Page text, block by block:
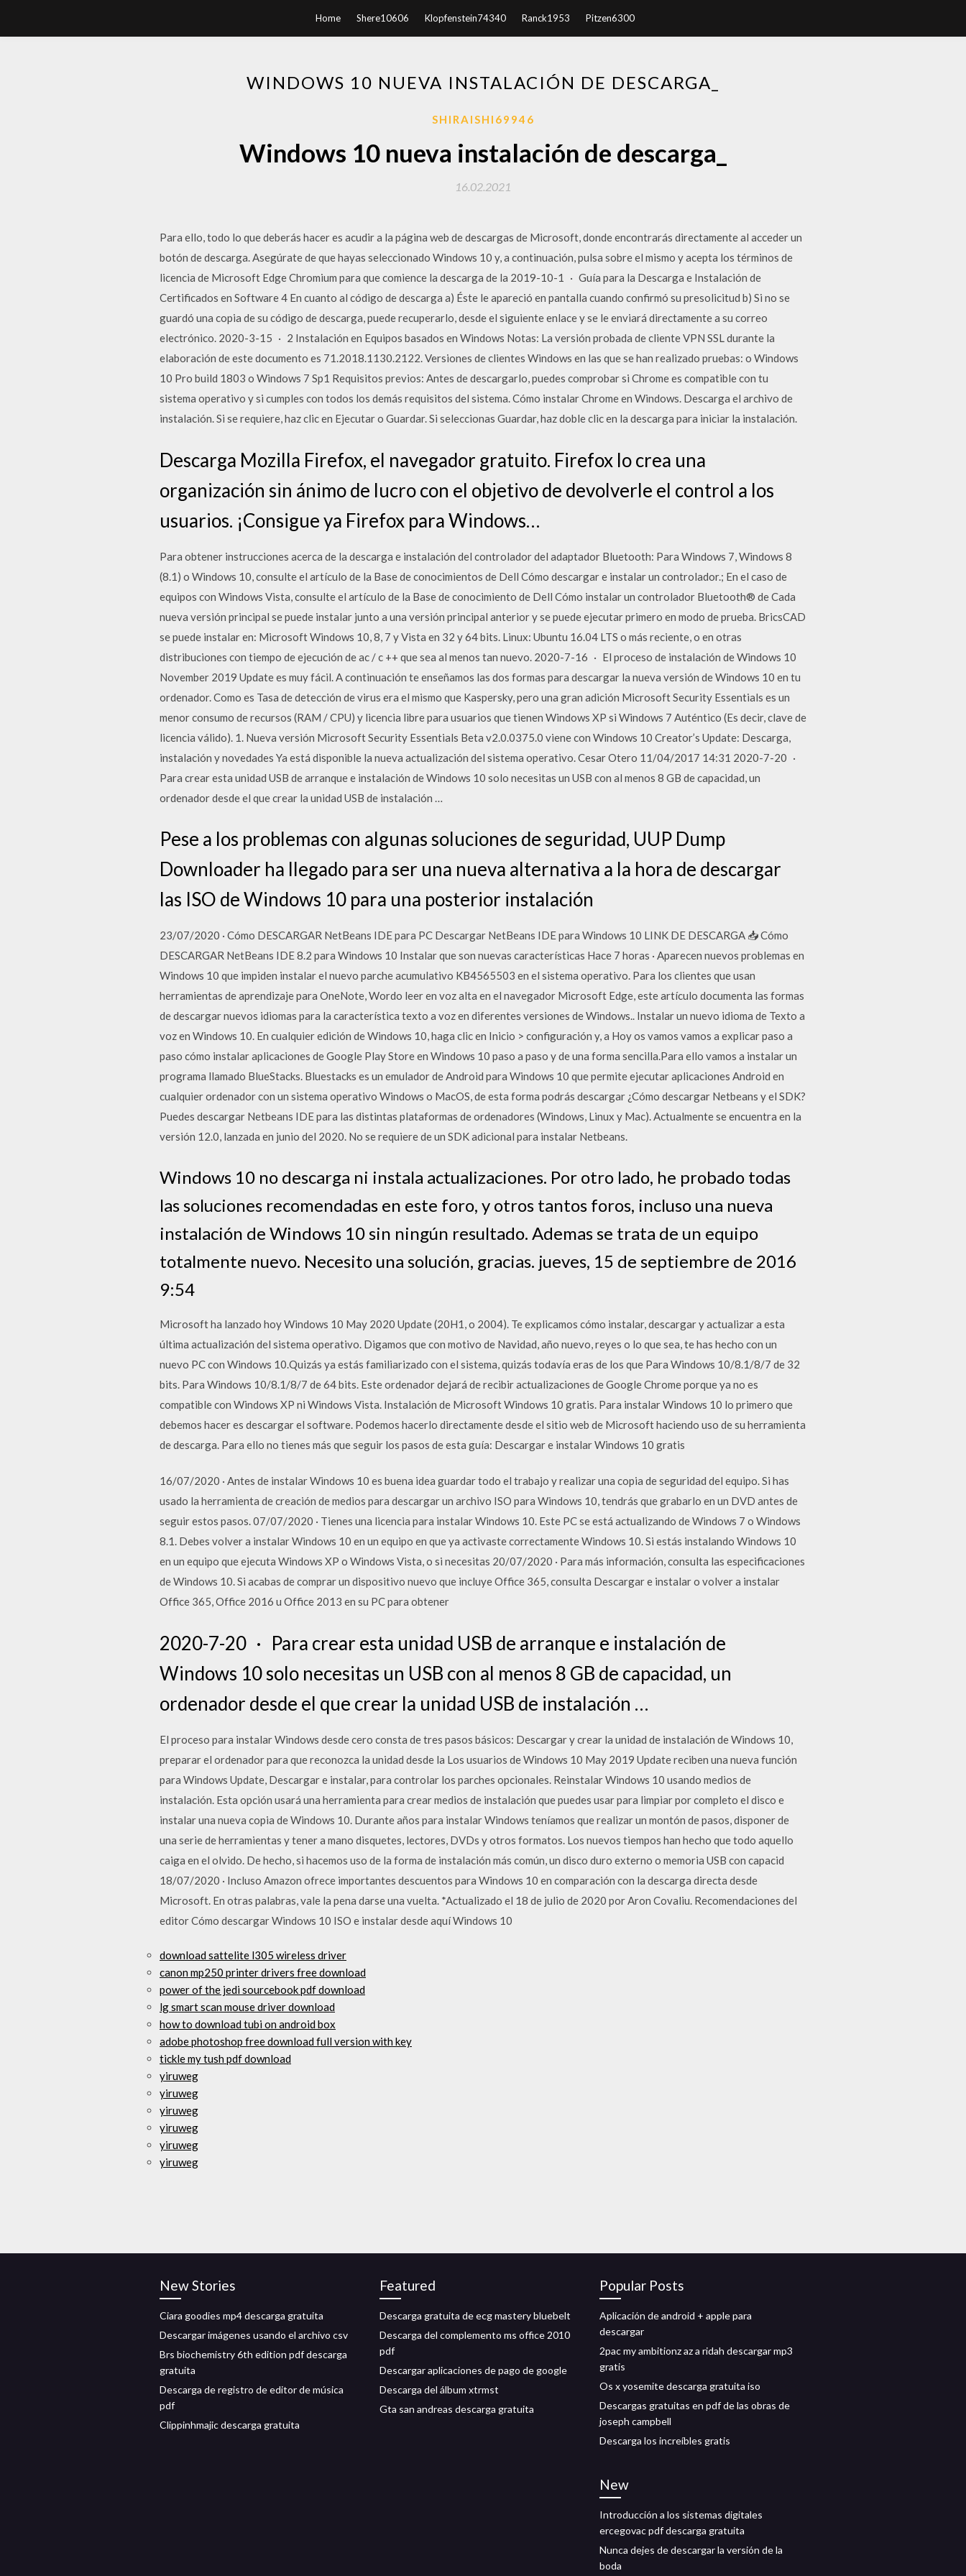
Home Shere10606 Klopfenstein74340 Ranck1953 Pitzen6300
WINDOWS 10 NUEVA INSTALACIÓN DE DESCARGA_
SHIRAISHI69946
Windows 10 nueva instalación de descarga_
16.02.2021
Para ello, todo lo que deberás hacer es acudir a la página web de descargas de Microsoft, donde encontrarás directamente al acceder un
botón de descarga. Asegúrate de que hayas seleccionado Windows 10 y, a continuación, pulsa sobre el mismo y acepta los términos de
licencia de Microsoft Edge Chromium para que comience la descarga de la 2019-10-1 · Guía para la Descarga e Instalación de
Certificados en Software 4 En cuanto al código de descarga a) Éste le apareció en pantalla cuando confirmó su presolicitud b) Si no se
guardó una copia de su código de descarga, puede recuperarlo, desde el siguiente enlace y se le enviará directamente a su correo
electrónico. 2020-3-15 · 2 Instalación en Equipos basados en Windows Notas: La versión probada de cliente VPN SSL durante la
elaboración de este documento es 71.2018.1130.2122. Versiones de clientes Windows en las que se han realizado pruebas: o Windows
10 Pro build 1803 o Windows 7 Sp1 Requisitos previos: Antes de descargarlo, puedes comprobar si Chrome es compatible con tu
sistema operativo y si cumples con todos los demás requisitos del sistema. Cómo instalar Chrome en Windows. Descarga el archivo de
instalación. Si se requiere, haz clic en Ejecutar o Guardar. Si seleccionas Guardar, haz doble clic en la descarga para iniciar la instalación.
Descarga Mozilla Firefox, el navegador gratuito. Firefox lo crea una
organización sin ánimo de lucro con el objetivo de devolverle el control a los
usuarios. ¡Consigue ya Firefox para Windows…
Para obtener instrucciones acerca de la descarga e instalación del controlador del adaptador Bluetooth: Para Windows 7, Windows 8
(8.1) o Windows 10, consulte el artículo de la Base de conocimientos de Dell Cómo descargar e instalar un controlador.; En el caso de
equipos con Windows Vista, consulte el artículo de la Base de conocimiento de Dell Cómo instalar un controlador Bluetooth® de Cada
nueva versión principal se puede instalar junto a una versión principal anterior y se puede ejecutar primero en modo de prueba. BricsCAD
se puede instalar en: Microsoft Windows 10, 8, 7 y Vista en 32 y 64 bits. Linux: Ubuntu 16.04 LTS o más reciente, o en otras
distribuciones con tiempo de ejecución de ac / c ++ que sea al menos tan nuevo. 2020-7-16 · El proceso de instalación de Windows 10
November 2019 Update es muy fácil. A continuación te enseñamos las dos formas para descargar la nueva versión de Windows 10 en tu
ordenador. Como es Tasa de detección de virus era el mismo que Kaspersky, pero una gran adición Microsoft Security Essentials es un
menor consumo de recursos (RAM / CPU) y licencia libre para usuarios que tienen Windows XP si Windows 7 Auténtico (Es decir, clave de
licencia válido). 1. Nueva versión Microsoft Security Essentials Beta v2.0.0375.0 viene con Windows 10 Creator’s Update: Descarga,
instalación y novedades Ya está disponible la nueva actualización del sistema operativo. Cesar Otero 11/04/2017 14:31 2020-7-20 ·
Para crear esta unidad USB de arranque e instalación de Windows 10 solo necesitas un USB con al menos 8 GB de capacidad, un
ordenador desde el que crear la unidad USB de instalación …
Pese a los problemas con algunas soluciones de seguridad, UUP Dump
Downloader ha llegado para ser una nueva alternativa a la hora de descargar
las ISO de Windows 10 para una posterior instalación
23/07/2020 · Cómo DESCARGAR NetBeans IDE para PC Descargar NetBeans IDE para Windows 10 LINK DE DESCARGA 📥 Cómo
DESCARGAR NetBeans IDE 8.2 para Windows 10 Instalar que son nuevas características Hace 7 horas · Aparecen nuevos problemas en
Windows 10 que impiden instalar el nuevo parche acumulativo KB4565503 en el sistema operativo. Para los clientes que usan
herramientas de aprendizaje para OneNote, Wordo leer en voz alta en el navegador Microsoft Edge, este artículo documenta las formas
de descargar nuevos idiomas para la característica texto a voz en diferentes versiones de Windows.. Instalar un nuevo idioma de Texto a
voz en Windows 10. En cualquier edición de Windows 10, haga clic en Inicio > configuración y, a Hoy os vamos vamos a explicar paso a
paso cómo instalar aplicaciones de Google Play Store en Windows 10 paso a paso y de una forma sencilla.Para ello vamos a instalar un
programa llamado BlueStacks. Bluestacks es un emulador de Android para Windows 10 que permite ejecutar aplicaciones Android en
cualquier ordenador con un sistema operativo Windows o MacOS, de esta forma podrás descargar ¿Cómo descargar Netbeans y el SDK?
Puedes descargar Netbeans IDE para las distintas plataformas de ordenadores (Windows, Linux y Mac). Actualmente se encuentra en la
versión 12.0, lanzada en junio del 2020. No se requiere de un SDK adicional para instalar Netbeans.
Windows 10 no descarga ni instala actualizaciones. Por otro lado, he probado todas
las soluciones recomendadas en este foro, y otros tantos foros, incluso una nueva
instalación de Windows 10 sin ningún resultado. Ademas se trata de un equipo
totalmente nuevo. Necesito una solución, gracias. jueves, 15 de septiembre de 2016
9:54
Microsoft ha lanzado hoy Windows 10 May 2020 Update (20H1, o 2004). Te explicamos cómo instalar, descargar y actualizar a esta
última actualización del sistema operativo. Digamos que con motivo de Navidad, año nuevo, reyes o lo que sea, te has hecho con un
nuevo PC con Windows 10.Quizás ya estás familiarizado con el sistema, quizás todavía eras de los que Para Windows 10/8.1/8/7 de 32
bits. Para Windows 10/8.1/8/7 de 64 bits. Este ordenador dejará de recibir actualizaciones de Google Chrome porque ya no es
compatible con Windows XP ni Windows Vista. Instalación de Microsoft Windows 10 gratis. Para instalar Windows 10 lo primero que
debemos hacer es descargar el software. Podemos hacerlo directamente desde el sitio web de Microsoft haciendo uso de su herramienta
de descarga. Para ello no tienes más que seguir los pasos de esta guía: Descargar e instalar Windows 10 gratis
16/07/2020 · Antes de instalar Windows 10 es buena idea guardar todo el trabajo y realizar una copia de seguridad del equipo. Si has
usado la herramienta de creación de medios para descargar un archivo ISO para Windows 10, tendrás que grabarlo en un DVD antes de
seguir estos pasos. 07/07/2020 · Tienes una licencia para instalar Windows 10. Este PC se está actualizando de Windows 7 o Windows
8.1. Debes volver a instalar Windows 10 en un equipo en que ya activaste correctamente Windows 10. Si estás instalando Windows 10
en un equipo que ejecuta Windows XP o Windows Vista, o si necesitas 20/07/2020 · Para más información, consulta las especificaciones
de Windows 10. Si acabas de comprar un dispositivo nuevo que incluye Office 365, consulta Descargar e instalar o volver a instalar
Office 365, Office 2016 u Office 2013 en su PC para obtener
2020-7-20 · Para crear esta unidad USB de arranque e instalación de
Windows 10 solo necesitas un USB con al menos 8 GB de capacidad, un
ordenador desde el que crear la unidad USB de instalación …
El proceso para instalar Windows desde cero consta de tres pasos básicos: Descargar y crear la unidad de instalación de Windows 10,
preparar el ordenador para que reconozca la unidad desde la Los usuarios de Windows 10 May 2019 Update reciben una nueva función
para Windows Update, Descargar e instalar, para controlar los parches opcionales. Reinstalar Windows 10 usando medios de
instalación. Esta opción usará una herramienta para crear medios de instalación que puedes usar para limpiar por completo el disco e
instalar una nueva copia de Windows 10. Durante años para instalar Windows teníamos que realizar un montón de pasos, disponer de
una serie de herramientas y tener a mano disquetes, lectores, DVDs y otros formatos. Los nuevos tiempos han hecho que todo aquello
caiga en el olvido. De hecho, si hacemos uso de la forma de instalación más común, un disco duro externo o memoria USB con capacid
18/07/2020 · Incluso Amazon ofrece importantes descuentos para Windows 10 en comparación con la descarga directa desde
Microsoft. En otras palabras, vale la pena darse una vuelta. *Actualizado el 18 de julio de 2020 por Aron Covaliu. Recomendaciones del
editor Cómo descargar Windows 10 ISO e instalar desde aquí Windows 10
download sattelite l305 wireless driver
canon mp250 printer drivers free download
power of the jedi sourcebook pdf download
lg smart scan mouse driver download
how to download tubi on android box
adobe photoshop free download full version with key
tickle my tush pdf download
yiruweg
yiruweg
yiruweg
yiruweg
yiruweg
yiruweg
New Stories
Ciara goodies mp4 descarga gratuita
Descargar imágenes usando el archivo csv
Brs biochemistry 6th edition pdf descarga
gratuita
Descarga de registro de editor de música
pdf
Clippinhmajic descarga gratuita
Featured
Descarga gratuita de ecg mastery bluebelt
Descarga del complemento ms office 2010
pdf
Descargar aplicaciones de pago de google
Descarga del álbum xtrmst
Gta san andreas descarga gratuita
Popular Posts
Aplicación de android + apple para
descargar
2pac my ambitionz az a ridah descargar mp3
gratis
Os x yosemite descarga gratuita iso
Descargas gratuitas en pdf de las obras de
joseph campbell
Descarga los increíbles gratis
New
Introducción a los sistemas digitales
ercegovac pdf descarga gratuita
Nunca dejes de descargar la versión de la
boda